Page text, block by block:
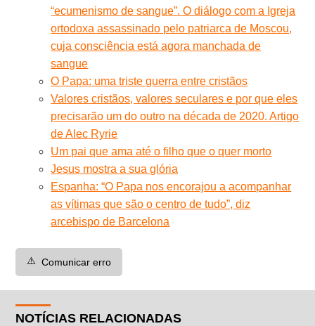
“ecumenismo de sangue”. O diálogo com a Igreja
ortodoxa assassinado pelo patriarca de Moscou,
cuja consciência está agora manchada de
sangue
O Papa: uma triste guerra entre cristãos
Valores cristãos, valores seculares e por que eles
precisarão um do outro na década de 2020. Artigo
de Alec Ryrie
Um pai que ama até o filho que o quer morto
Jesus mostra a sua glória
Espanha: “O Papa nos encorajou a acompanhar
as vítimas que são o centro de tudo”, diz
arcebispo de Barcelona
⚠️ Comunicar erro
NOTÍCIAS RELACIONADAS